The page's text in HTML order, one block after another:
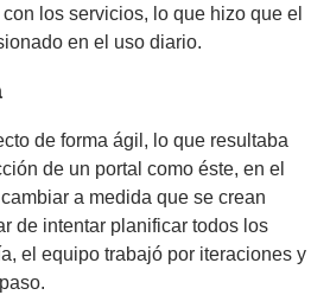
los servicios, lo que hizo que el
en el uso diario.
de forma ágil, lo que resultaba
de un portal como éste, en el
a medida que se crean
de intentar planificar todos los
el equipo trabajó por iteraciones y